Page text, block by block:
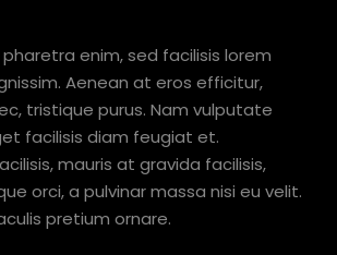
enim, sed facilisis lorem
Aenean at eros efficitur,
tristique purus. Nam vulputate
facilisis diam feugiat et.
mauris at gravida facilisis,
orci, a pulvinar massa nisi eu velit.
pretium ornare.